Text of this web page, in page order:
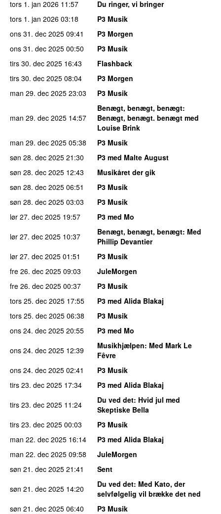
tors 1. jan 2026 11:57
Du ringer, vi bringer
tors 1. jan 2026 03:18
P3 Musik
ons 31. dec 2025 09:41
P3 Morgen
ons 31. dec 2025 00:50
P3 Musik
tirs 30. dec 2025 16:43
Flashback
tirs 30. dec 2025 08:04
P3 Morgen
man 29. dec 2025 23:03 P3 Musik
man 29. dec 2025 14:57
Benægt, benægt, benægt:
Benægt, benægt. benægt med
Louise Brink
man 29. dec 2025 05:38
P3 Musik
søn 28. dec 2025 21:30
P3 med Malte August
søn 28. dec 2025 12:43
Musikåret der gik
søn 28. dec 2025 06:51
P3 Musik
søn 28. dec 2025 03:03
P3 Musik
lør 27. dec 2025 19:57
P3 med Mo
lør 27. dec 2025 10:37 Benægt, benægt, benægt: Med
Phillip Devantier
lør 27. dec 2025 01:51
P3 Musik
fre 26. dec 2025 09:03
JuleMorgen
fre 26. dec 2025 00:37
P3 Musik
tors 25. dec 2025 17:55
P3 med Alida Blakaj
tors 25. dec 2025 06:38
P3 Musik
ons 24. dec 2025 20:55
P3 med Mo
ons 24. dec 2025 12:39 Musikhjælpen: Med Mark Le
Fêvre
ons 24. dec 2025 02:41
P3 Musik
tirs 23. dec 2025 17:34
P3 med Alida Blakaj
tirs 23. dec 2025 11:24 Du ved det: Hvid jul med
Skeptiske Bella
tirs 23. dec 2025 00:03
P3 Musik
man 22. dec 2025 16:14
P3 med Alida Blakaj
man 22. dec 2025 09:58
JuleMorgen
søn 21. dec 2025 21:41
Sent
søn 21. dec 2025 14:20 Du ved det: Med Kato, der
selvfølgelig vil brække det ned
søn 21. dec 2025 06:40
P3 Musik